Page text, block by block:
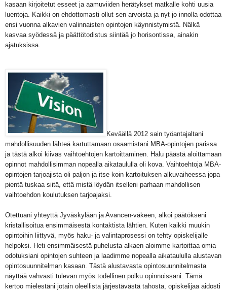
kasaan kirjoitetut esseet ja aamuviiden herätykset matkalle kohti uusia
luentoja. Kaikki on ehdottomasti ollut sen arvoista ja nyt jo innolla odottaa
ensi vuonna alkavien valinnaisten opintojen käynnistymistä. Nälkä
kasvaa syödessä ja päättötodistus siintää jo horisontissa, ainakin
ajatuksissa.
Keväällä 2012 sain työantajaltani
mahdollisuuden lähteä kartuttamaan osaamistani MBA-opintojen parissa
ja tästä alkoi kiivas vaihtoehtojen kartoittaminen. Halu päästä aloittamaan
opinnot mahdollisimman nopealla aikataululla oli kova. Vaihtoehtoja MBA-
opintojen tarjoajista oli paljon ja itse koin kartoituksen alkuvaiheessa jopa
pientä tuskaa siitä, että mistä löydän itselleni parhaan mahdollisen
vaihtoehdon koulutuksen tarjoajaksi.
Otettuani yhteyttä Jyväskylään ja Avancen-väkeen, alkoi päätökseni
kristallisoitua ensimmäisestä kontaktista lähtien. Kuten kaikki muukin
opintoihin liittyvä, myös haku- ja valintaprosessi on tehty opiskelijalle
helpoksi. Heti ensimmäisestä puhelusta alkaen aloimme kartoittaa omia
odotuksiani opintojen suhteen ja laadimme nopealla aikataululla alustavan
opintosuunnitelman kasaan. Tästä alustavasta opintosuunnitelmasta
näyttää vahvasti tulevan myös todellinen polku opinnoissani. Tämä
kertoo mielestäni jotain oleellista järjestävästä tahosta, opiskelijaa aidosti